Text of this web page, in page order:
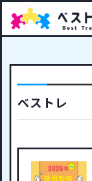
ベストレ